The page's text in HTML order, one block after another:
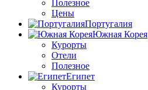
Полезное
Цены
Португалия
Южная Корея
Курорты
Отели
Полезное
Египет
Курорты